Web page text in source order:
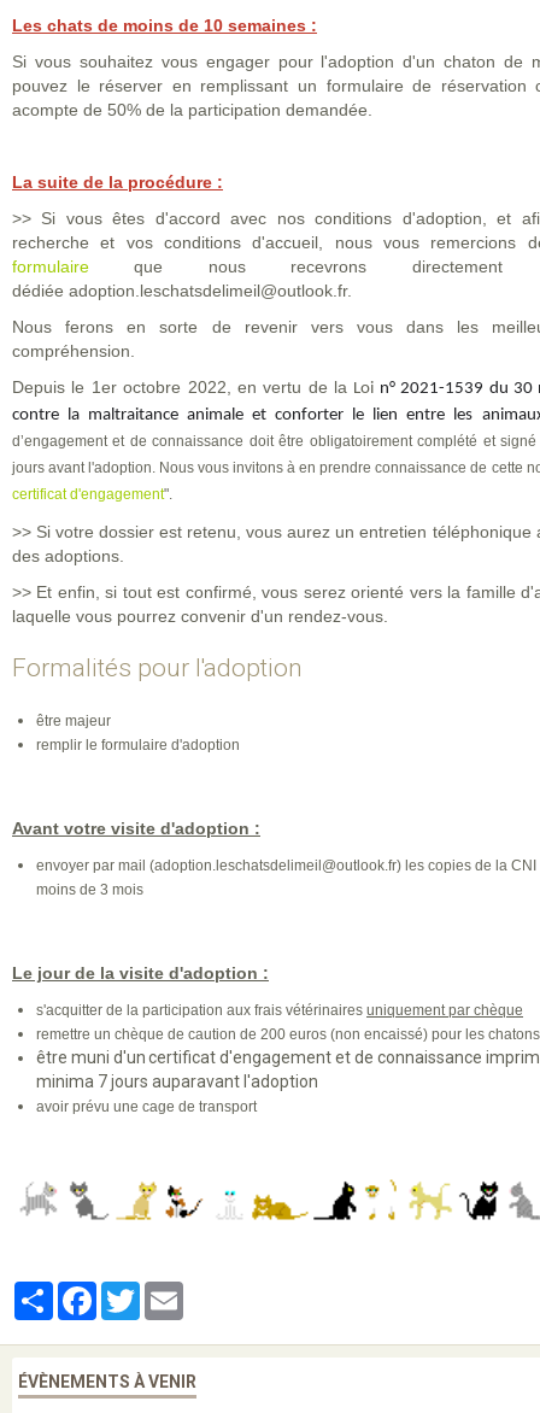
Les chats de moins de 10 semaines :
Si vous souhaitez vous engager pour l'adoption d'un chaton de
pouvez le réserver en remplissant un formulaire de réservation
acompte de 50% de la participation demandée.
La suite de la procédure :
>> Si vous êtes d'accord avec nos conditions d'adoption, et
recherche et vos conditions d'accueil, nous vous remercions
formulaire que nous recevrons directement
dédiée adoption.leschatsdelimeil@outlook.fr.
Nous ferons en sorte de revenir vers vous dans les
compréhension.
Depuis le 1er octobre 2022, en vertu de la Loi n° 2021-1539 du
contre la maltraitance animaleet conforter le lien entre les
d’engagement et de connaissance doit être obligatoirement complété et
jours avant l'adoption. Nous vous invitons à en prendre connaissance de cette
certificat d'engagement".
>> Si votre dossier est retenu, vous aurez un entretien téléphonique
des adoptions.
>> Et enfin, si tout est confirmé, vous serez orienté vers la famille
laquelle vous pourrez convenir d'un rendez-vous.
Formalités pour l'adoption
être majeur
remplir le formulaire d'adoption
Avant votre visite d'adoption :
envoyer par mail (adoption.leschatsdelimeil@outlook.fr) les copies de la
moins de 3 mois
Le jour de la visite d'adoption :
s'acquitter de la participation aux frais vétérinaires uniquement par chèque
remettre un chèque de caution de 200 euros (non encaissé) pour les
être muni d'un certificat d'engagement et de connaissance
minima 7 jours auparavant l'adoption
avoir prévu une cage de transport
PartagerFacebook
Twitter
ÉVÈNEMENTS À VENIR